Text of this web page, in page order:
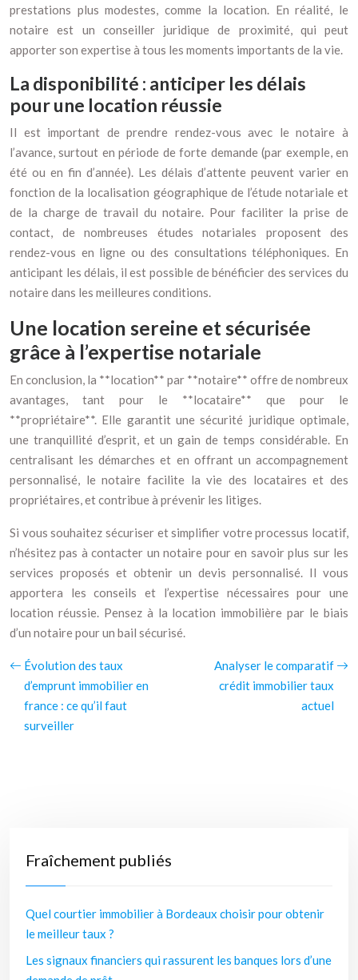
prestations plus modestes, comme la location. En réalité, le
notaire est un conseiller juridique de proximité, qui peut
apporter son expertise à tous les moments importants de la vie.
La disponibilité : anticiper les délais
pour une location réussie
Il est important de prendre rendez-vous avec le notaire à
l’avance, surtout en période de forte demande (par exemple, en
été ou en fin d’année). Les délais d’attente peuvent varier en
fonction de la localisation géographique de l’étude notariale et
de la charge de travail du notaire. Pour faciliter la prise de
contact, de nombreuses études notariales proposent des
rendez-vous en ligne ou des consultations téléphoniques. En
anticipant les délais, il est possible de bénéficier des services du
notaire dans les meilleures conditions.
Une location sereine et sécurisée
grâce à l’expertise notariale
En conclusion, la **location** par **notaire** offre de nombreux
avantages, tant pour le **locataire** que pour le
**propriétaire**. Elle garantit une sécurité juridique optimale,
une tranquillité d’esprit, et un gain de temps considérable. En
centralisant les démarches et en offrant un accompagnement
personnalisé, le notaire facilite la vie des locataires et des
propriétaires, et contribue à prévenir les litiges.
Si vous souhaitez sécuriser et simplifier votre processus locatif,
n’hésitez pas à contacter un notaire pour en savoir plus sur les
services proposés et obtenir un devis personnalisé. Il vous
apportera les conseils et l’expertise nécessaires pour une
location réussie. Pensez à la location immobilière par le biais
d’un notaire pour un bail sécurisé.
Évolution des taux
d’emprunt immobilier en
france : ce qu’il faut
surveiller
Analyser le comparatif
crédit immobilier taux
actuel
Fraîchement publiés
Quel courtier immobilier à Bordeaux choisir pour obtenir
le meilleur taux ?
Les signaux financiers qui rassurent les banques lors d’une